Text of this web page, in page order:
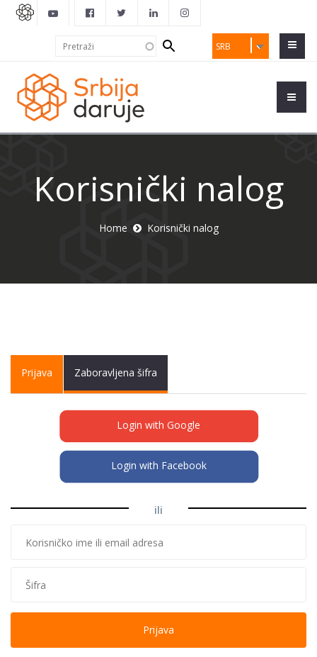
SRB
Search
form
Korisnički nalog
Home Korisnički nalog
Primary tabs
Prijava (activeZaboravljena šifra
Login with Google
Login with Facebook
ili